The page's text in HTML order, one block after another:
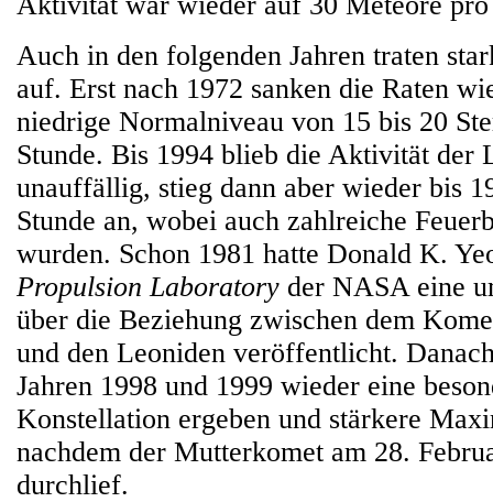
Auch in den folgenden Jahren traten
auf. Erst nach 1972 sanken die Raten
niedrige Normalniveau von 15 bis 20
Stunde. Bis 1994 blieb die Aktivität der
unauffällig, stieg dann aber wieder bis
Stunde an, wobei auch zahlreiche
wurden. Schon 1981 hatte Donald K.
Propulsion Laboratory der NASA eine
über die Beziehung zwischen dem
und den Leoniden veröffentlicht.
Jahren 1998 und 1999 wieder eine
Konstellation ergeben und stärkere
nachdem der Mutterkomet am 28.
durchlief.